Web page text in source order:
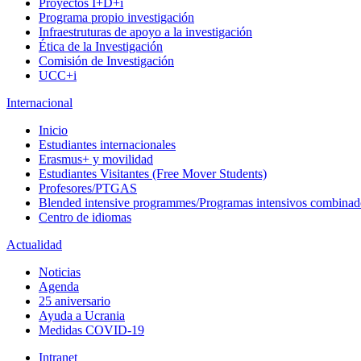
Proyectos I+D+i
Programa propio investigación
Infraestruturas de apoyo a la investigación
Ética de la Investigación
Comisión de Investigación
UCC+i
Internacional
Inicio
Estudiantes internacionales
Erasmus+ y movilidad
Estudiantes Visitantes (Free Mover Students)
Profesores/PTGAS
Blended intensive programmes/Programas intensivos
Centro de idiomas
Actualidad
Noticias
Agenda
25 aniversario
Ayuda a Ucrania
Medidas COVID-19
Intranet